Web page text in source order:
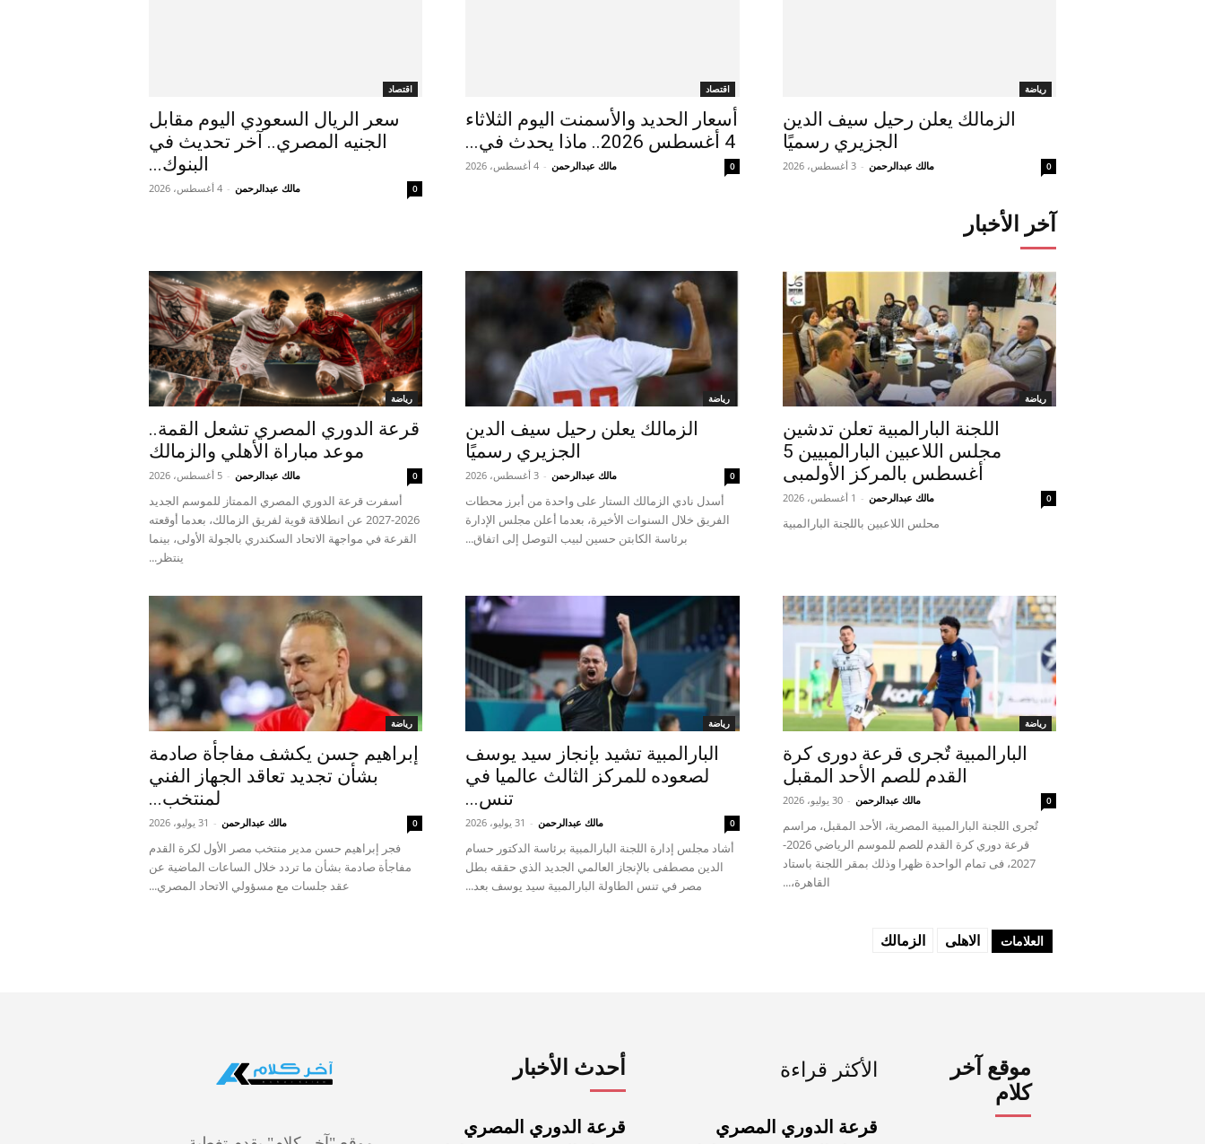
اقتصاد
سعر الريال السعودي اليوم مقابل
الجنيه المصري.. آخر تحديث في
البنوك...
مالك عبدالرحمن - 4 أغسطس، 2026 0
اقتصاد
أسعار الحديد والأسمنت اليوم الثلاثاء
4 أغسطس 2026.. ماذا يحدث في...
مالك عبدالرحمن - 4 أغسطس، 2026 0
رياضة
الزمالك يعلن رحيل سيف الدين
الجزيري رسميًا
مالك عبدالرحمن - 3 أغسطس، 2026 0
آخر الأخبار
رياضة
قرعة الدوري المصري تشعل القمة..
موعد مباراة الأهلي والزمالك
مالك عبدالرحمن - 5 أغسطس، 2026 0
أسفرت قرعة الدوري المصري الممتاز للموسم الجديد
2026-2027 عن انطلاقة قوية لفريق الزمالك، بعدما أوقعته
القرعة في مواجهة الاتحاد السكندري بالجولة الأولى، بينما
ينتظر...
رياضة
الزمالك يعلن رحيل سيف الدين
الجزيري رسميًا
مالك عبدالرحمن - 3 أغسطس، 2026 0
أسدل نادي الزمالك الستار على واحدة من أبرز محطات
الفريق خلال السنوات الأخيرة، بعدما أعلن مجلس الإدارة
برئاسة الكابتن حسين لبيب التوصل إلى اتفاق...
رياضة
اللجنة البارالمبية تعلن تدشين
مجلس اللاعبين البارالمبيين 5
أغسطس بالمركز الأولمبى
مالك عبدالرحمن - 1 أغسطس، 2026 0
محلس اللاعبين باللجنة البارالمبية
رياضة
إبراهيم حسن يكشف مفاجأة صادمة
بشأن تجديد تعاقد الجهاز الفني
لمنتخب...
مالك عبدالرحمن - 31 يوليو، 2026 0
فجر إبراهيم حسن مدير منتخب مصر الأول لكرة القدم
مفاجأة صادمة بشأن ما تردد خلال الساعات الماضية عن
عقد جلسات مع مسؤولي الاتحاد المصري...
رياضة
البارالمبية تشيد بإنجاز سيد يوسف
لصعوده للمركز الثالث عالميا في
تنس...
مالك عبدالرحمن - 31 يوليو، 2026 0
أشاد مجلس إدارة اللجنة البارالمبية برئاسة الدكتور حسام
الدين مصطفى بالإنجاز العالمي الجديد الذي حققه بطل
مصر في تنس الطاولة البارالمبية سيد يوسف بعد...
رياضة
البارالمبية تٌجرى قرعة دورى كرة
القدم للصم الأحد المقبل
مالك عبدالرحمن - 30 يوليو، 2026 0
تٌجرى اللجنة البارالمبية المصرية، الأحد المقبل، مراسم
قرعة دوري كرة القدم للصم للموسم الرياضي 2026-
2027، فى تمام الواحدة ظهرا وذلك بمقر اللجنة باستاد
القاهرة،...
العلامات الاهلى الزمالك
موقع آخر
كلام
الأكثر قراءة
قرعة الدوري المصري
أحدث الأخبار
قرعة الدوري المصري